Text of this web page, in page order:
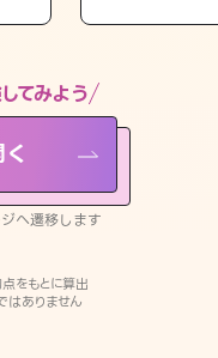
てみよう
へ遷移します
をもとに算出
はありません